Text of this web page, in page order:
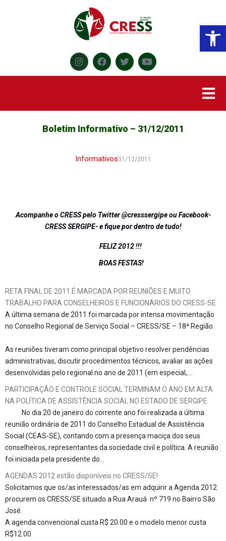
Boletim Informativo – 31/12/2011
Informativos31/12/2011
Acompanhe o CRESS pelo Twitter @cresssergipe ou Facebook-
CRESS SERGIPE- e fique por dentro de tudo!
FELIZ 2012 !!!
BOAS FESTAS!
RETA FINAL DE 2011 É MARCADA POR REUNIÕES E MUITO
TRABALHO PARA CONSELHEIROS E FUNCIONÁRIOS DO CRESS-SE
A última semana de 2011 foi marcada por intensa movimentação
no Conselho Regional de Serviço Social – CRESS/SE – 18ª Região.
As reuniões tiveram como principal objetivo resolver pendências
administrativas, discutir procedimentos técnicos, avaliar as ações
desenvolvidas pelo regional no ano de 2011 (em especial,…
PARTICIPAÇÃO E CONTROLE SOCIAL TERMINAM O ANO EM ALTA
NA POLÍTICA DE ASSISTÊNCIA SOCIAL NO ESTADO DE SERGIPE
No dia 20 de janeiro do corrente ano foi realizada a última
reunião ordinária de 2011 do Conselho Estadual de Assistência
Social (CEAS-SE), contando com a presença maciça dos seus
conselheiros, representantes da sociedade civil e política. A reunião
foi iniciada pela presidente do…
AGENDAS 2012 estão disponíveis no CRESS/SE!
Solicitamos que os/as interessados/as em adquirir a Agenda 2012
procurem os CRESS/SE situado a Rua Arauá nº 719 no Bairro São
José.
A agenda convencional custa R$ 20.00 e o modelo menor custa
R$12.00